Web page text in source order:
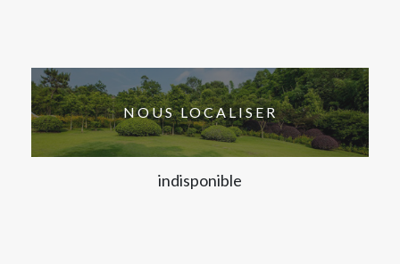
NOUS LOCALISER
indisponible